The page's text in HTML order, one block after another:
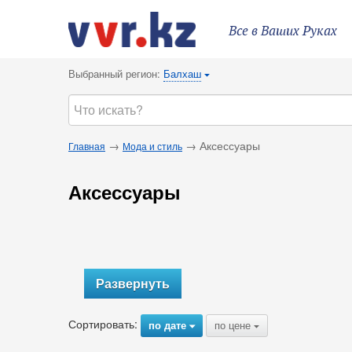
Все в Ваших Руках
Выбранный регион: Балхаш {
Главная → Мода и стиль → Аксессуары
Аксессуары
Развернуть
Сортировать: по дате{ по цене {